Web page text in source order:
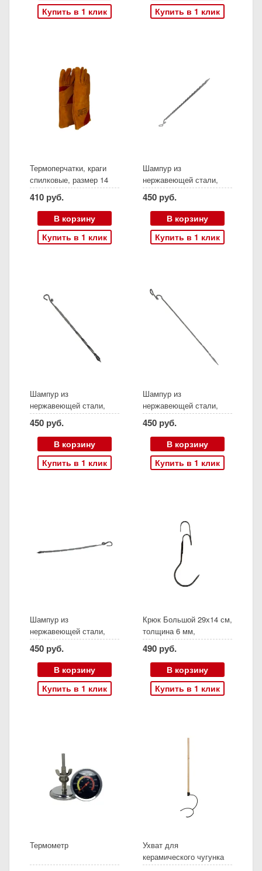
Купить в 1 клик
Купить в 1 клик
Термоперчатки, краги
спилковые, размер 14
410 руб.
В корзину
Купить в 1 клик
Шампур из
нержавеющей стали,
длина 50,5 см,
фламберг, (Амфора)
450 руб.
В корзину
Купить в 1 клик
Шампур из
нержавеющей стали,
длина 50 см, холодная
ковка, (Амфора)
450 руб.
В корзину
Купить в 1 клик
Шампур из
нержавеющей стали,
длина 56 см, холодная
ковка, (Амфора)
450 руб.
В корзину
Купить в 1 клик
Шампур из
нержавеющей стали,
длина 50.5 см, холодная
ковка (Скиф, Есаул),
Амфора
450 руб.
В корзину
Купить в 1 клик
Крюк Большой 29х14 см,
толщина 6 мм,
нержавеющая сталь
490 руб.
В корзину
Купить в 1 клик
Термометр
Ухват для
керамического чугунка